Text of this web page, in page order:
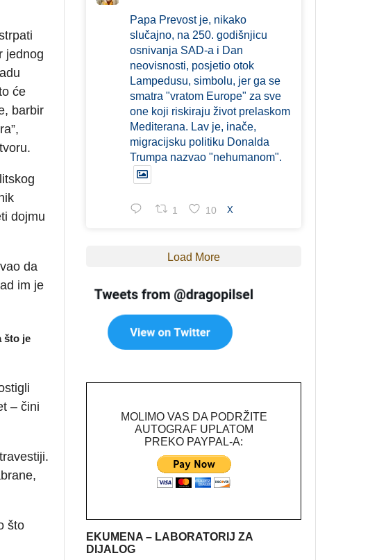
jednog
će
barbir
dojmu
da
im je
što je
– čini
što
Papa Prevost je, nikako
slučajno, na 250. godišnjicu
osnivanja SAD-a i Dan
neovisnosti, posjetio otok
Lampedusu, simbolu, jer ga se
smatra "vratom Europe" za sve
one koji riskiraju život prelaskom
Mediterana. Lav je, inače,
migracijsku politiku Donalda
Trumpa nazvao "nehumanom".
1 10 X
Load More
MOLIMO VAS DA PODRŽITE
AUTOGRAF UPLATOM
PREKO PAYPAL-A:
EKUMENA – LABORATORIJ ZA
DIJALOG